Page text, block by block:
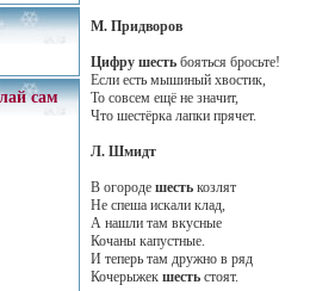
сам
М. Придворов
Цифру шестьбояться бросьте!
Если есть мышиный хвостик,
То совсем ещё не значит,
Что шестёрка лапки прячет.
Л. Шмидт
В огороде шестькозлят
Не спеша искали клад,
А нашли там вкусные
Кочаны капустные.
И теперь там дружно в ряд
Кочерыжек шестьстоят.